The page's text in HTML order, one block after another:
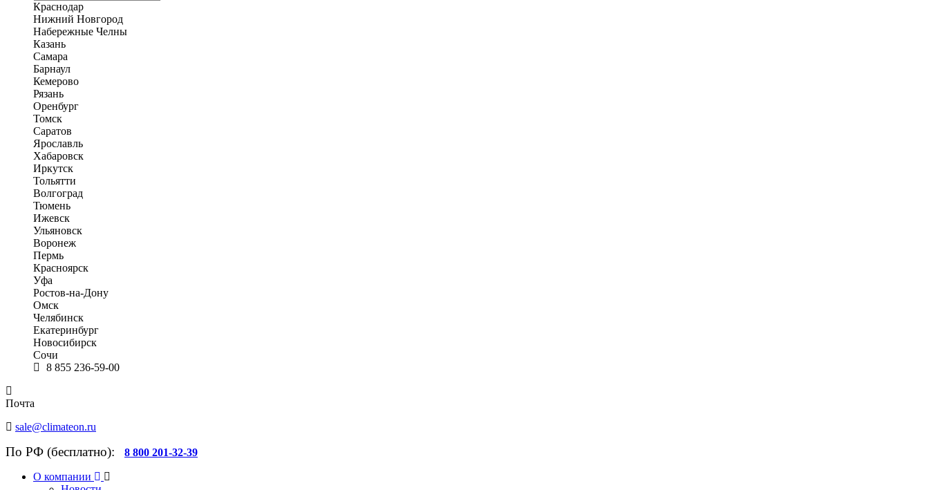
Краснодар
Нижний Новгород
Набережные Челны
Казань
Самара
Барнаул
Кемерово
Рязань
Оренбург
Томск
Саратов
Ярославль
Хабаровск
Иркутск
Тольятти
Волгоград
Тюмень
Ижевск
Ульяновск
Воронеж
Пермь
Красноярск
Уфа
Ростов-на-Дону
Омск
Челябинск
Екатеринбург
Новосибирск
Сочи
8 855 236-59-00
Почта
sale@climateon.ru
По РФ (бесплатно): 8 800 201-32-39
О компании